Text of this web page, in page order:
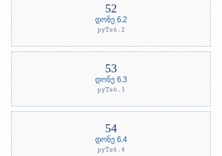
დონე 6.2
pyTs6.2
დონე 6.3
pyTs6.3
დონე 6.4
pyTs6.4